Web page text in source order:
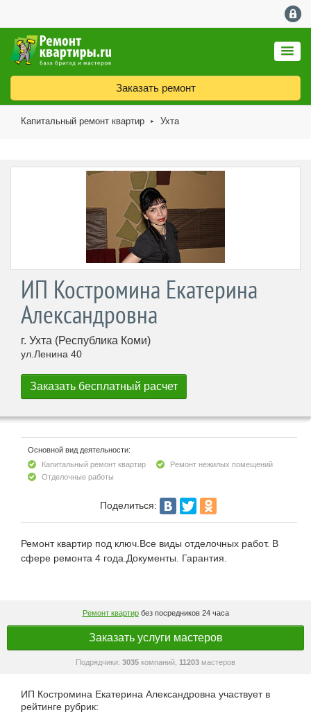
Заказать ремонт
Капитальный ремонт квартир ► Ухта
ИП Костромина Екатерина
Александровна
г. Ухта (Республика Коми)
ул.Ленина 40
Основной вид деятельности:
Капитальный ремонт квартир
Ремонт нежилых помещений
Отделочные работы
Поделиться:
Ремонт квартир под ключ.Все виды отделочных работ. В
сфере ремонта 4 года.Документы. Гарантия.
Ремонт квартирбез посредников 24 часа
Заказать услуги мастеров
Подрядчики: 3035 компаний, 11203 мастеров
ИП Костромина Екатерина Александровна участвует в
рейтинге рубрик: